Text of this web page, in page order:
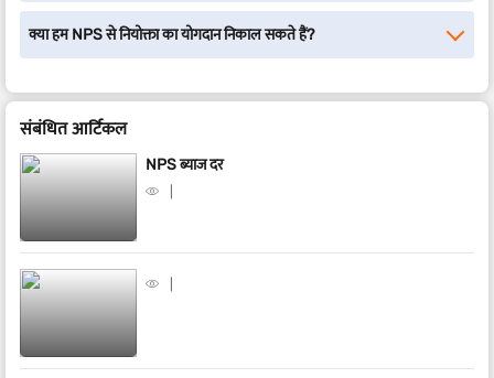
क्या हम NPS से नियोक्ता का योगदान निकाल सकते हैं?
संबंधित आर्टिकल
NPS ब्याज दर